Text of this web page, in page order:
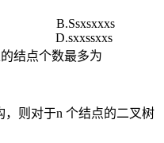
结点个数最多为
则对于n 个结点的二叉树